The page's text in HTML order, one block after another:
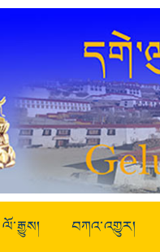
ལོ་རྒྱུས། བཀའ་འགྱུར།